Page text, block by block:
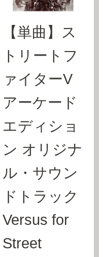
【単曲】ス
トリートフ
ァイターV
アーケード
エディショ
ン オリジナ
ル・サウン
ドトラック
Versus for
Street